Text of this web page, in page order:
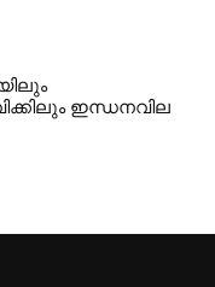
ഇന്ധനവില